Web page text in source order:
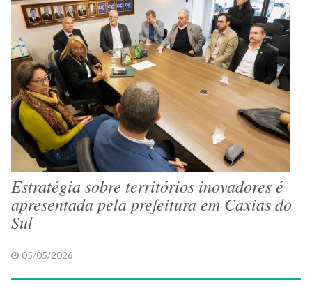
Estratégia sobre territórios inovadores é
apresentada pela prefeitura em Caxias do
Sul
05/05/2026